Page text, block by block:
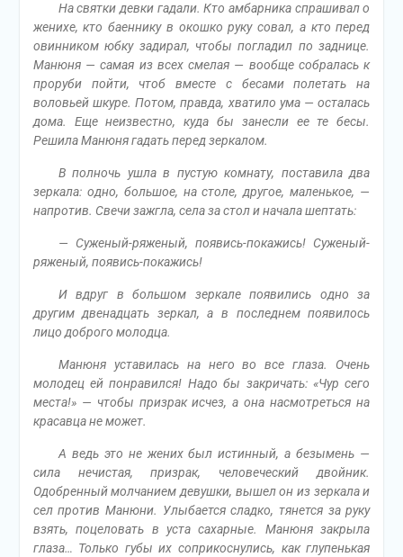
На святки девки гадали. Кто амбарника спрашивал о
женихе, кто баеннику в окошко руку совал, а кто перед
овинником юбку задирал, чтобы погладил по заднице.
Манюня — самая из всех смелая — вообще собралась к
проруби пойти, чтоб вместе с бесами полетать на
воловьей шкуре. Потом, правда, хватило ума — осталась
дома. Еще неизвестно, куда бы занесли ее те бесы.
Решила Манюня гадать перед зеркалом.
В полночь ушла в пустую комнату, поставила два
зеркала: одно, большое, на столе, другое, маленькое, —
напротив. Свечи зажгла, села за стол и начала шептать:
— Суженый-ряженый, появись-покажись! Суженый-
ряженый, появись-покажись!
И вдруг в большом зеркале появились одно за
другим двенадцать зеркал, а в последнем появилось
лицо доброго молодца.
Манюня уставилась на него во все глаза. Очень
молодец ей понравился! Надо бы закричать: «Чур сего
места!» — чтобы призрак исчез, а она насмотреться на
красавца не может.
А ведь это не жених был истинный, а безымень —
сила нечистая, призрак, человеческий двойник.
Одобренный молчанием девушки, вышел он из зеркала и
сел против Манюни. Улыбается сладко, тянется за руку
взять, поцеловать в уста сахарные. Манюня закрыла
глаза… Только губы их соприкоснулись, как глупенькая